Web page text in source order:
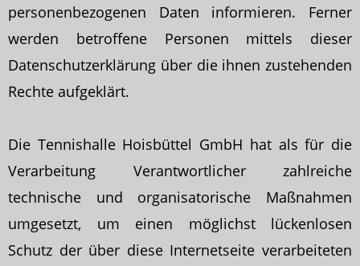
personenbezogenen Daten informieren. Ferner
werden betroffene Personen mittels dieser
Datenschutzerklärung über die ihnen zustehenden
Rechte aufgeklärt.
Die Tennishalle Hoisbüttel GmbH hat als für die
Verarbeitung Verantwortlicher zahlreiche
technische und organisatorische Maßnahmen
umgesetzt, um einen möglichst lückenlosen
Schutz der über diese Internetseite verarbeiteten